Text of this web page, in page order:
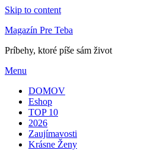
Skip to content
Magazín Pre Teba
Príbehy, ktoré píše sám život
Menu
DOMOV
Eshop
TOP 10
2026
Zaujímavosti
Krásne Ženy